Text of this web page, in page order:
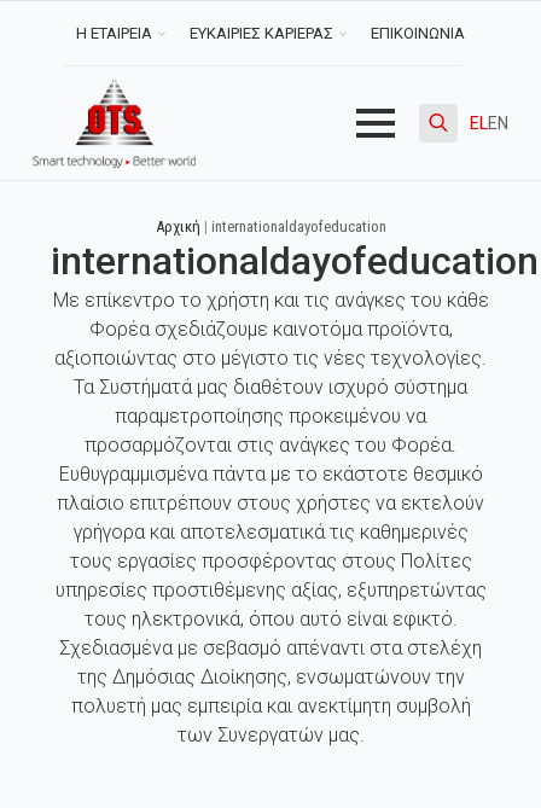
Η ΕΤΑΙΡΕΙΑ ΕΥΚΑΙΡΙΕΣ ΚΑΡΙΕΡΑΣ ΕΠΙΚΟΙΝΩΝΙΑ
ELEN
Αρχική | internationaldayofeducation
internationaldayofeducation
Με επίκεντρο το χρήστη και τις ανάγκες του κάθε
Φορέα σχεδιάζουμε καινοτόμα προϊόντα,
αξιοποιώντας στο μέγιστο τις νέες τεχνολογίες.
Τα Συστήματά μας διαθέτουν ισχυρό σύστημα
παραμετροποίησης προκειμένου να
προσαρμόζονται στις ανάγκες του Φορέα.
Ευθυγραμμισμένα πάντα με το εκάστοτε θεσμικό
πλαίσιο επιτρέπουν στους χρήστες να εκτελούν
γρήγορα και αποτελεσματικά τις καθημερινές
τους εργασίες προσφέροντας στους Πολίτες
υπηρεσίες προστιθέμενης αξίας, εξυπηρετώντας
τους ηλεκτρονικά, όπου αυτό είναι εφικτό.
Σχεδιασμένα με σεβασμό απέναντι στα στελέχη
της Δημόσιας Διοίκησης, ενσωματώνουν την
πολυετή μας εμπειρία και ανεκτίμητη συμβολή
των Συνεργατών μας.